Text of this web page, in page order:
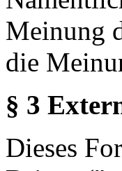
Meinung
die
§ 3
Dieses